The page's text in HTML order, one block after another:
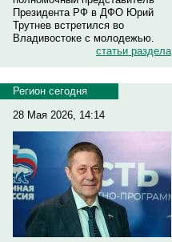
Президента РФ в ДФО Юрий
Трутнев встретился во
Владивостоке с молодежью.
статьи раздела
Регион сегодня
28 Мая 2026, 14:14